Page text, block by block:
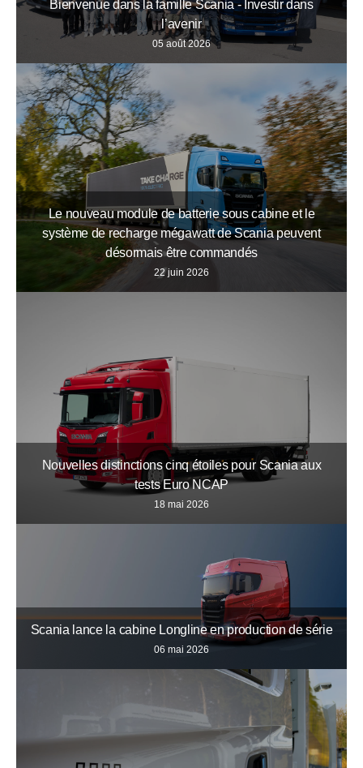
Bienvenue dans la famille Scania - Investir dans
l’avenir
05 août 2026
Le nouveau module de batterie sous cabine et le
système de recharge mégawatt de Scania peuvent
désormais être commandés
22 juin 2026
Nouvelles distinctions cinq étoiles pour Scania aux
tests Euro NCAP
18 mai 2026
Scania lance la cabine Longline en production de série
06 mai 2026